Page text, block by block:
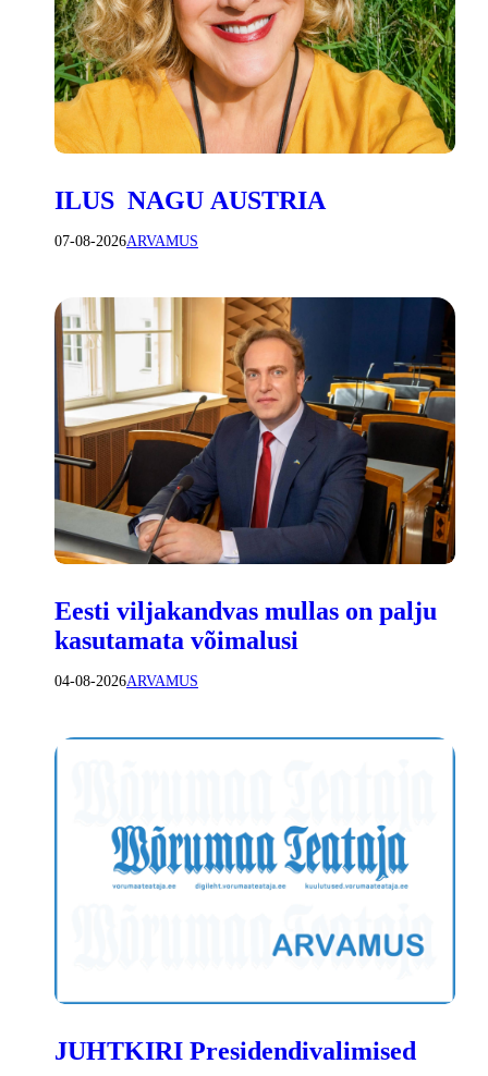
ILUS NAGU AUSTRIA
07-08-2026ARVAMUS
Eesti viljakandvas mullas on palju
kasutamata võimalusi
04-08-2026ARVAMUS
JUHTKIRI Presidendivalimised